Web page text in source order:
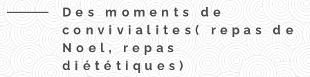
Des moments de
convivialites( repas de
Noel, repas
diététiques)